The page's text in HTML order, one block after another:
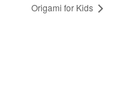
Origami for Kids